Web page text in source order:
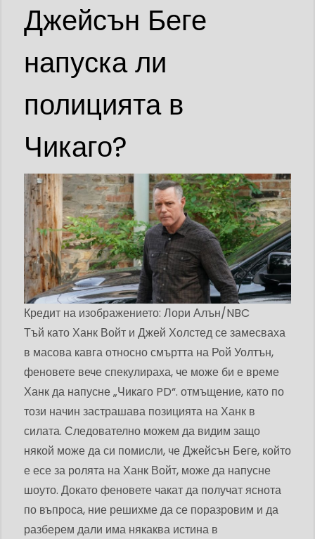
Джейсън Беге
напуска ли
полицията в
Чикаго?
Кредит на изображението: Лори Алън/NBC
Тъй като Ханк Войт и Джей Холстед се замесваха
в масова кавга относно смъртта на Рой Уолтън,
феновете вече спекулираха, че може би е време
Ханк да напусне „Чикаго PD“. отмъщение, като по
този начин застрашава позицията на Ханк в
силата. Следователно можем да видим защо
някой може да си помисли, че Джейсън Беге, който
е есе за ролята на Ханк Войт, може да напусне
шоуто. Докато феновете чакат да получат яснота
по въпроса, ние решихме да се поразровим и да
разберем дали има някаква истина в